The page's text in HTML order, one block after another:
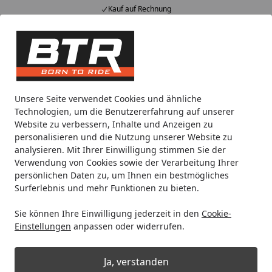
Unsere Seite verwendet Cookies und ähnliche
Technologien, um die Benutzererfahrung auf unserer
Website zu verbessern, Inhalte und Anzeigen zu
personalisieren und die Nutzung unserer Website zu
analysieren. Mit Ihrer Einwilligung stimmen Sie der
Verwendung von Cookies sowie der Verarbeitung Ihrer
persönlichen Daten zu, um Ihnen ein bestmögliches
Surferlebnis und mehr Funktionen zu bieten.
Sie können Ihre Einwilligung jederzeit in den Cookie-
Einstellungen anpassen oder widerrufen.
Ja, verstanden
Kauf auf Rechnung
Alle Produkte
Mein Konto
Suchen
Noch 15 Stunden und 13 Minuten
Spare bis zu 35% auf EVOLIFT® Zentralständer
von BTR!
Startseite
Motorradteile & Ersatzteile Auspuff Endschalldämpfer
Akrapovič Slip-On Line (Carbon)
RSV4 15-16, [S-A10SO8-RC]